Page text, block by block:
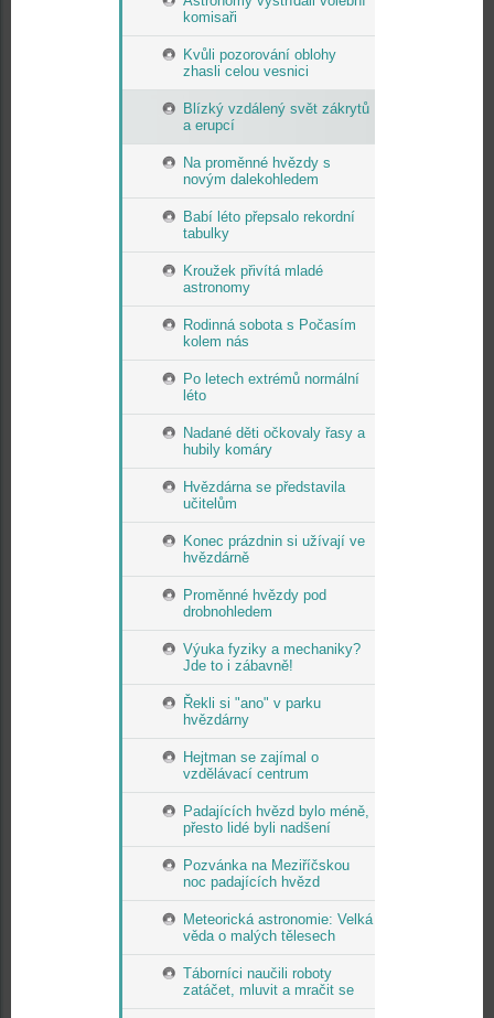
komisaři
Kvůli pozorování oblohy
zhasli celou vesnici
Blízký vzdálený svět zákrytů
a erupcí
Na proměnné hvězdy s
novým dalekohledem
Babí léto přepsalo rekordní
tabulky
Kroužek přivítá mladé
astronomy
Rodinná sobota s Počasím
kolem nás
Po letech extrémů normální
léto
Nadané děti očkovaly řasy a
hubily komáry
Hvězdárna se představila
učitelům
Konec prázdnin si užívají ve
hvězdárně
Proměnné hvězdy pod
drobnohledem
Výuka fyziky a mechaniky?
Jde to i zábavně!
Řekli si "ano" v parku
hvězdárny
Hejtman se zajímal o
vzdělávací centrum
Padajících hvězd bylo méně,
přesto lidé byli nadšení
Pozvánka na Meziříčskou
noc padajících hvězd
Meteorická astronomie: Velká
věda o malých tělesech
Táborníci naučili roboty
zatáčet, mluvit a mračit se